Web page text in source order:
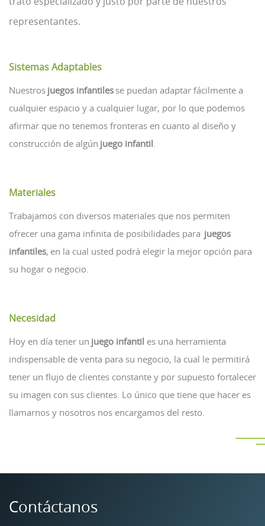
representantes.
Sistemas Adaptables
Nuestros juegos infantiles se puedan adaptar fácilmente a
cualquier espacio y a cualquier lugar, por lo que podemos
afirmar que no tenemos fronteras en cuanto al diseño y
construcción de algún juego infantil.
Materiales
Trabajamos con diversos materiales que nos permiten
ofrecer una gama infinita de posibilidades para juegos
infantiles, en la cual usted podrá elegir la mejor opción para
su hogar o negocio.
Necesidad
Hoy en día tener un juego infantil es una herramienta
indispensable de venta para su negocio, la cual le permitirá
tener un flujo de clientes constante y por supuesto fortalecer
su imagen con sus clientes. Lo único que tiene que hacer es
llamarnos y nosotros nos encargamos del resto.
Contáctanos